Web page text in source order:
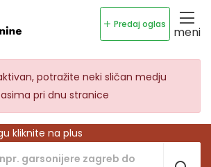
Predaj oglas
meni
potražite neki sličan medju
pri dnu stranice
kliknite na plus